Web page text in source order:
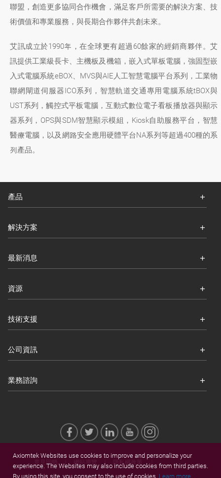
聯盟，創造更多協同合作機會，滿足客戶所需要的解決方案、技
術價值和專業服務，與長期合作夥伴共創未來。
艾訊成立於1990年，在全球更有超過60餘家的經銷商夥伴。艾
訊提供工業級長卡、主機板及機箱，嵌入式單板電腦，強固型嵌
入式電腦系統eBOX、MVS與AIE人工智慧電腦平台系列，工業物
聯網閘道伺服器ICO系列，智慧軌道交通專用電腦系統tBOX與
UST系列，觸控式平板電腦，互動式數位電子看板播放器與顯示
器系列，OPS與SDM智慧顯示模組，Kiosk自助服務平台，智慧
醫療電腦，以及網路安全應用硬體平台NA系列等超過400種的系
列產品。
產品
解決方案
最新消息
資源
技術支援
公司資訊
業務諮詢
意見回饋 網站導覽 隱私權政策
Axiomtek Websites use cookies to improve and personalize your
experience. The Websites may also include cookies from third parties.
By using this site, you consent to the use of cookies. Learn more.